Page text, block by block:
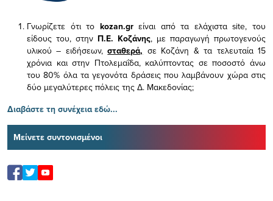
Γνωρίζετε ότι το kozan.gr είναι από τα ελάχισταsite, του
είδους του, στην Π.Ε. Κοζάνης, με παραγωγή πρωτογενούς
υλικού – ειδήσεων,σταθερά, σε Κοζάνη & τα τελευταία 15
χρόνια και στην Πτολεμαΐδα, καλύπτοντας σε ποσοστό άνω
του 80% όλα τα γεγονότα δράσεις που λαμβάνουν χώρα στις
δύο μεγαλύτερες πόλεις της Δ. Μακεδονίας;
Διαβάστε τη συνέχεια εδώ...
Μείνετε συντονισμένοι